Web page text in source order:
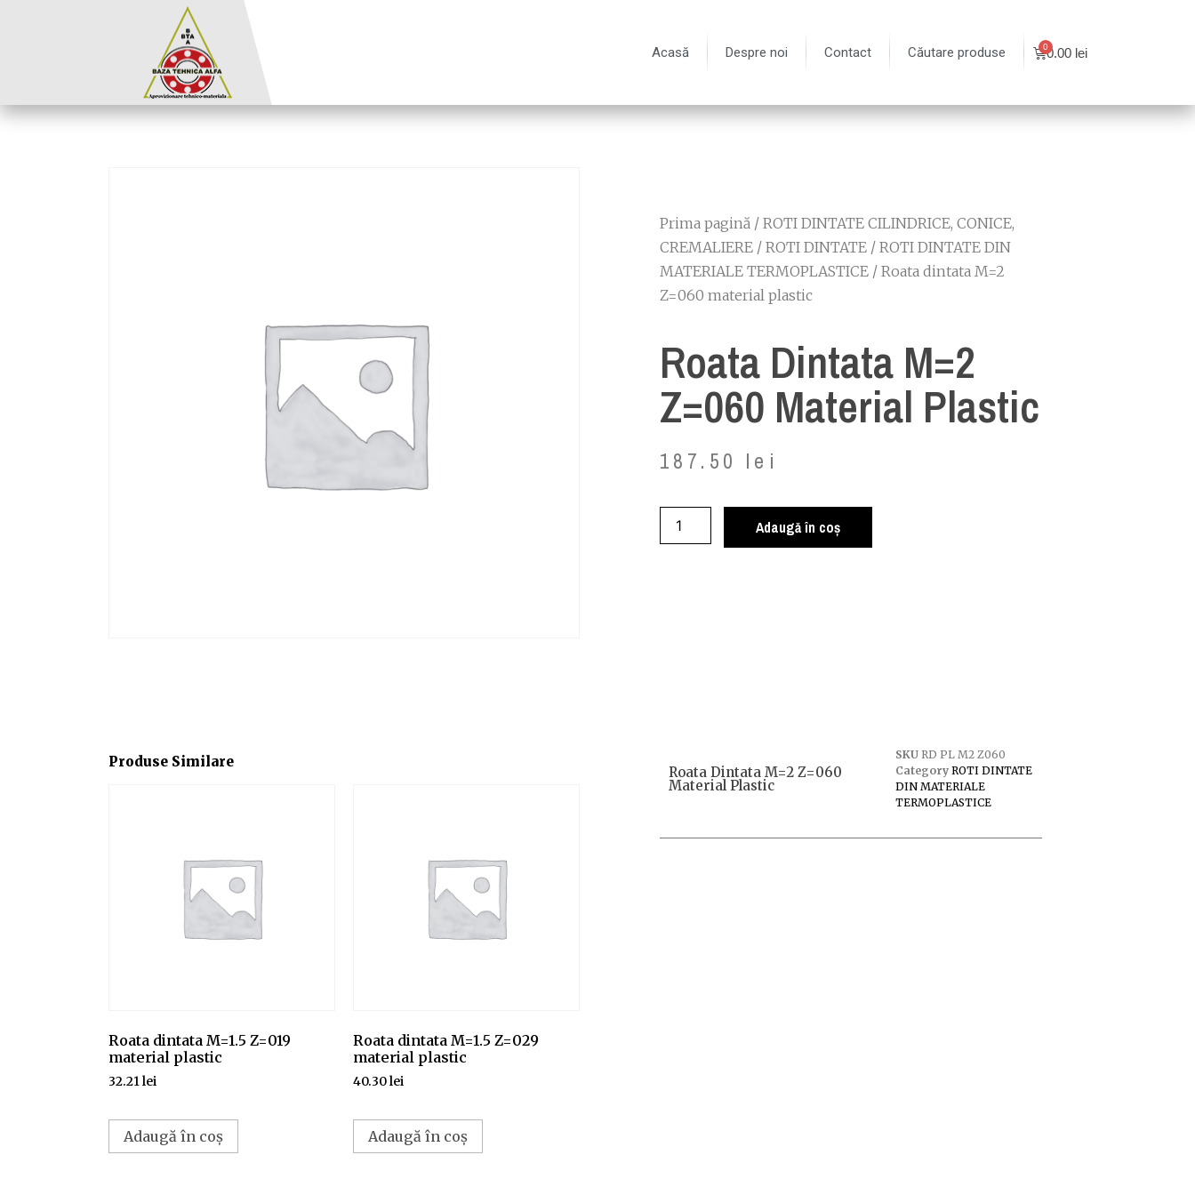
Acasă Despre noi Contact Căutare produse 0.00 lei
Prima pagină / ROTI DINTATE CILINDRICE, CONICE,
CREMALIERE / ROTI DINTATE / ROTI DINTATE DIN
MATERIALE TERMOPLASTICE / Roata dintata M=2
Z=060 material plastic
Roata Dintata M=2
Z=060 Material Plastic
187.50 lei
Adaugă în coș
Produse Similare
Roata dintata M=1.5 Z=019
material plastic
32.21lei
Adaugă în coș
Roata dintata M=1.5 Z=029
material plastic
40.30lei
Adaugă în coș
Roata Dintata M=2 Z=060
Material Plastic
SKU RD PL M2 Z060
Category ROTI DINTATE
DIN MATERIALE
TERMOPLASTICE